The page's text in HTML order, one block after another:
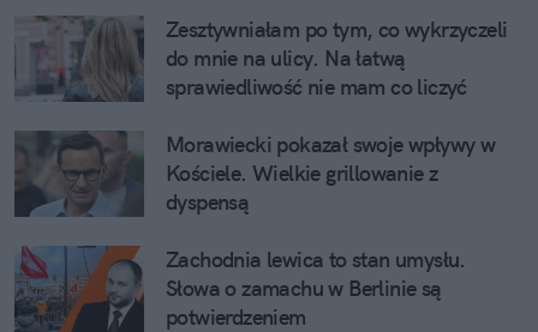
Zesztywniałam po tym, co wykrzyczeli
do mnie na ulicy. Na łatwą
sprawiedliwość nie mam co liczyć
Morawiecki pokazał swoje wpływy w
Kościele. Wielkie grillowanie z
dyspensą
Zachodnia lewica to stan umysłu.
Słowa o zamachu w Berlinie są
potwierdzeniem